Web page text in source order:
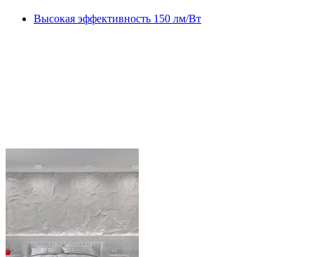
Высокая эффективность 150 лм/Вт